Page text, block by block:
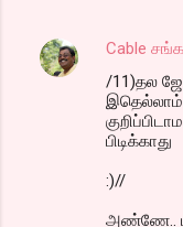
Cable
/11)தல
இதெல்லாம்
பிடிக்காது
:)//
அண்ணே..